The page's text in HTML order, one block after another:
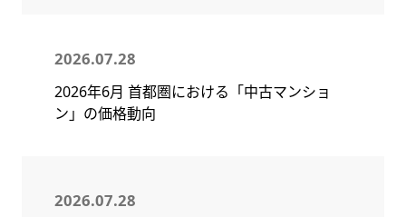
2026.07.28
2026年6月 首都圏における「中古マンショ
ン」の価格動向
2026.07.28